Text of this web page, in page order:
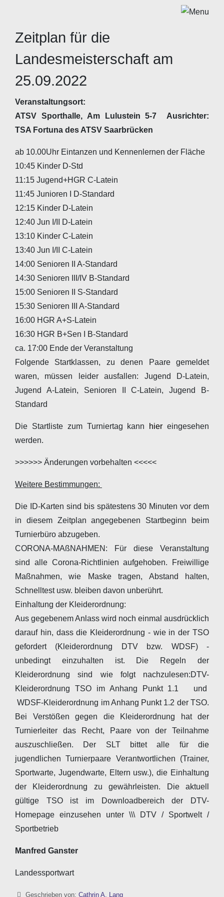
Zeitplan für die
Landesmeisterschaft am
25.09.2022
Veranstaltungsort:
ATSV Sporthalle, Am Lulustein 5-7 Ausrichter:
TSA Fortuna des ATSV Saarbrücken
ab 10.00Uhr Eintanzen und Kennenlernen der Fläche
10:45 Kinder D-Std
11:15 Jugend+HGR C-Latein
11:45 Junioren I D-Standard
12:15 Kinder D-Latein
12:40 Jun I/II D-Latein
13:10 Kinder C-Latein
13:40 Jun I/II C-Latein
14:00 Senioren II A-Standard
14:30 Senioren III/IV B-Standard
15:00 Senioren II S-Standard
15:30 Senioren III A-Standard
16:00 HGR A+S-Latein
16:30 HGR B+Sen I B-Standard
ca. 17:00 Ende der Veranstaltung
Folgende Startklassen, zu denen Paare gemeldet
waren, müssen leider ausfallen: Jugend D-Latein,
Jugend A-Latein, Senioren II C-Latein, Jugend B-
Standard
Die Startliste zum Turniertag kann hier eingesehen
werden.
>>>>>> Änderungen vorbehalten <<<<<
Weitere Bestimmungen:
Die ID-Karten sind bis spätestens 30 Minuten vor dem
in diesem Zeitplan angegebenen Startbeginn beim
Turnierbüro abzugeben.
CORONA-MAßNAHMEN: Für diese Veranstaltung
sind alle Corona-Richtlinien aufgehoben. Freiwillige
Maßnahmen, wie Maske tragen, Abstand halten,
Schnelltest usw. bleiben davon unberührt.
Einhaltung der Kleiderordnung:
Aus gegebenem Anlass wird noch einmal ausdrücklich
darauf hin, dass die Kleiderordnung - wie in der TSO
gefordert (Kleiderordnung DTV bzw. WDSF) -
unbedingt einzuhalten ist. Die Regeln der
Kleiderordnung sind wie folgt nachzulesen:DTV-
Kleiderordnung TSO im Anhang Punkt 1.1 und
WDSF-Kleiderordnung im Anhang Punkt 1.2 der TSO.
Bei Verstößen gegen die Kleiderordnung hat der
Turnierleiter das Recht, Paare von der Teilnahme
auszuschließen. Der SLT bittet alle für die
jugendlichen Turnierpaare Verantwortlichen (Trainer,
Sportwarte, Jugendwarte, Eltern usw.), die Einhaltung
der Kleiderordnung zu gewährleisten. Die aktuell
gültige TSO ist im Downloadbereich der DTV-
Homepage einzusehen unter \\\ DTV / Sportwelt /
Sportbetrieb
Manfred Ganster
Landessportwart
DetailsGeschrieben von: Cathrin A. Lang